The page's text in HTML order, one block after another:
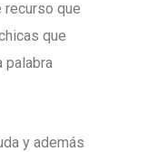
que
que
palabra
y además